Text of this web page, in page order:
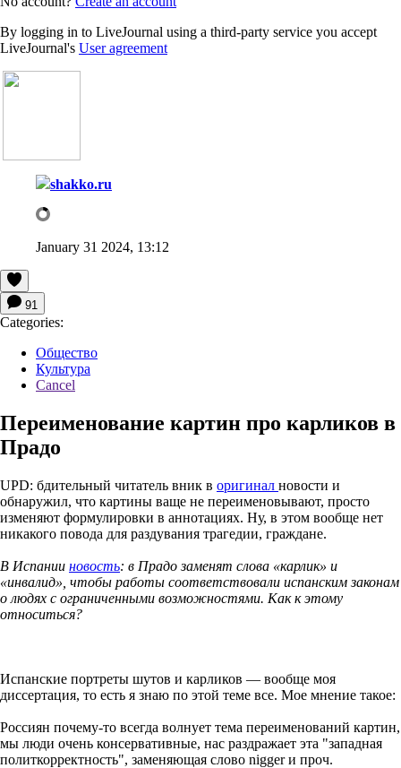
By logging in to LiveJournal using a third-party service you accept
LiveJournal's User agreement
shakko.ru
January 31 2024, 13:12
91
Categories:
Общество
Культура
Cancel
Переименование картин про карликов в
Прадо
UPD: бдительный читатель вник в оригинал новости и
обнаружил, что картины ваще не переименовывают, просто
изменяют формулировки в аннотациях. Ну, в этом вообще нет
никакого повода для раздувания трагедии, граждане.
В Испании новость: в Прадо заменят слова «карлик» и
«инвалид», чтобы работы соответствовали испанским законам
о людях с ограниченными возможностями. Как к этому
относиться?
Испанские портреты шутов и карликов — вообще моя
диссертация, то есть я знаю по этой теме все. Мое мнение такое:
Россиян почему-то всегда волнует тема переименований картин,
мы люди очень консервативные, нас раздражает эта "западная
политкорректность", заменяющая слово nigger и проч.